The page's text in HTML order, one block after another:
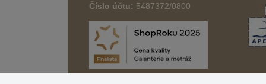
Číslo účtu: 5487372/0800